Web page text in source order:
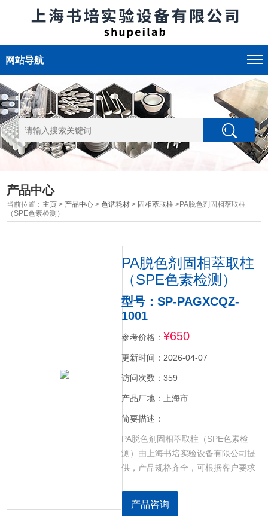
网站导航
产品中心
当前位置： 主页 > 产品中心 >色谱耗材 > 固相萃取柱 >PA脱色剂固相萃取柱
（SPE色素检测）
PA脱色剂固相萃取柱
（SPE色素检测）
型号：SP-PAGXCQZ-
1001
参考价格： ¥650
更新时间：2026-04-07
访问次数：359
产品厂地：上海市
简要描述：
PA脱色剂固相萃取柱（SPE色素检
测）由上海书培实验设备有限公司提
供，产品规格齐全，可根据客户要求
物质常被用于去除样品中的合成色素
产品咨询